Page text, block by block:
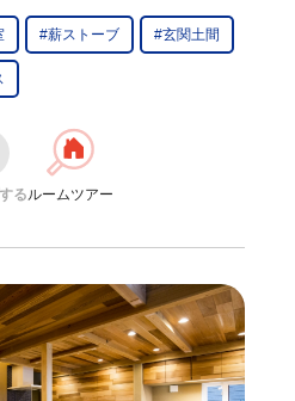
#薪ストーブ #玄関土間
るルームツアー